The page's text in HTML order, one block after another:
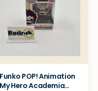
Funko POP! Animation
My Hero Academia